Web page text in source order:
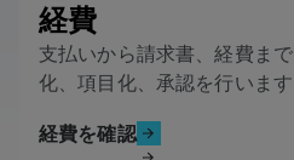
経費
支払いから請求書、経費ま
化、項目化、承認を行います
経費を確認
経費を確認